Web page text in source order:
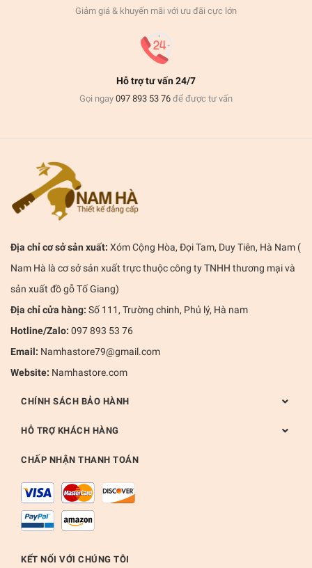
Giảm giá & khuyến mãi với ưu đãi cực lớn
Hỗ trợ tư vấn 24/7
Gọi ngay 097 893 53 76 để được tư vấn
Địa chỉ cơ sở sản xuất: Xóm Cộng Hòa, Đọi Tam, Duy Tiên, Hà Nam (
Nam Hà là cơ sở sản xuất trực thuộc công ty TNHH thương mại và
sản xuất đồ gỗ Tố Giang)
Địa chỉ cửa hàng: Số 111, Trường chinh, Phủ lý, Hà nam
Hotline/Zalo: 097 893 53 76
Email: Namhastore79@gmail.com
Website: Namhastore.com
CHÍNH SÁCH BẢO HÀNH
HỖ TRỢ KHÁCH HÀNG
CHẤP NHẬN THANH TOÁN
KẾT NỐI VỚI CHÚNG TÔI